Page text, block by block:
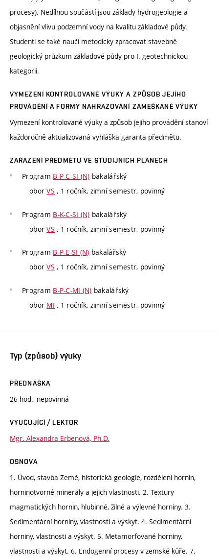
procesy). Nedílnou součástí jsou základy hydrogeologie a
objasnění vlivu podzemní vody na kvalitu základové půdy.
Studenti se také naučí metodicky zpracovat stavebně
geologický průzkum základové půdy pro I. geotechnickou
kategorii.
VYMEZENÍ KONTROLOVANÉ VÝUKY A ZPŮSOB JEJÍHO
PROVÁDĚNÍ A FORMY NAHRAZOVÁNÍ ZAMEŠKANÉ VÝUKY
Vymezení kontrolované výuky a způsob jejího provádění stanoví
každoročně aktualizovaná vyhláška garanta předmětu.
ZAŘAZENÍ PŘEDMĚTU VE STUDIJNÍCH PLÁNECH
Program B-P-C-SI (N) bakalářský
oborVS , 1 ročník, zimní semestr, povinný
Program B-K-C-SI (N) bakalářský
oborVS , 1 ročník, zimní semestr, povinný
Program B-P-E-SI (N) bakalářský
oborVS , 1 ročník, zimní semestr, povinný
Program B-P-C-MI (N) bakalářský
obor MI , 1 ročník, zimní semestr, povinný
Typ (způsob) výuky
PŘEDNÁŠKA
26 hod., nepovinná
VYUČUJÍCÍ / LEKTOR
Mgr. Alexandra Erbenová, Ph.D.
OSNOVA
1. Úvod, stavba Země, historická geologie, rozdělení hornin,
horninotvorné minerály a jejich vlastnosti. 2. Textury
magmatických hornin, hlubinné, žilné a výlevné horniny. 3.
Sedimentární horniny, vlastnosti a výskyt. 4. Sedimentární
horniny, vlastnosti a výskyt. 5. Metamorfované horniny,
vlastnosti a výskyt. 6. Endogenní procesy v zemské kůře. 7.